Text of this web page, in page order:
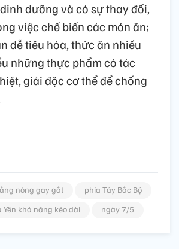
dưỡng và có sự thay đổi,
việc chế biến các món ăn;
dễ tiêu hóa, thức ăn nhiều
những thực phẩm có tác
giải độc cơ thể để chống
nóng gay gắt
phía Tây Bắc Bộ
Yên khả năng kéo dài
ngày 7/5